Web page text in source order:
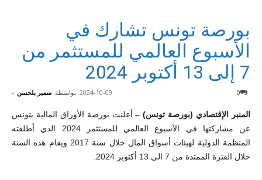
بورصة تونس تشارك في
الأسبوع العالمي للمستثمر من
7 إلى 13 أكتوبر 2024
بواسطة سمير بلحسن - 2024-10-09 0
المنبر الإقتصادي (بورصة تونس) –أعلنت بورصة الأوراق المالية بتونس
عن مشاركتها في الأسبوع العالمي للمستثمر 2024 الذي أطلقته
المنظمة الدولية لهيئات أسواق المال خلال سنة 2017 ويقام هذه السنة
خلال الفترة الممتدة من 7 الى 13 أكتوبر 2024.